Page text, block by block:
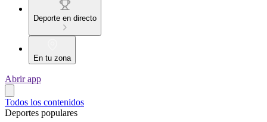
Deporte en directo
En tu zona
Abrir app
Todos los contenidos
Deportes populares